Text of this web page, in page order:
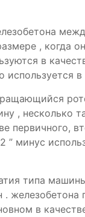
, когда
в
в
, несколько
первичного,
минус
типа
в